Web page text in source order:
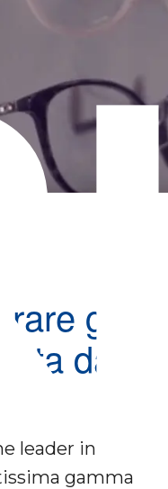
gli
da
leader in
gamma